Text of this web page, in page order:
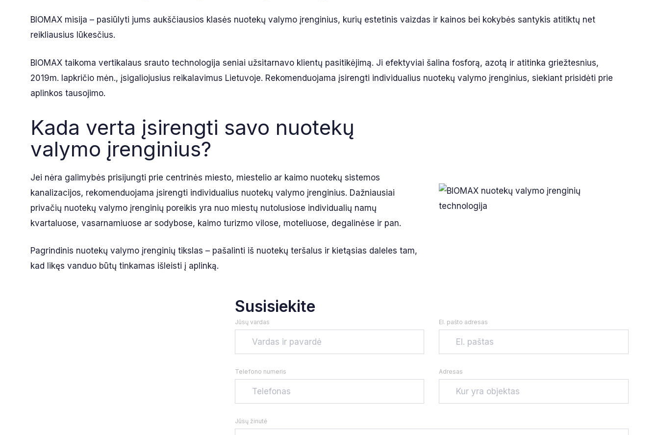
BIOMAX misija – pasiūlyti jums aukščiausios klasės nuotekų valymo įrenginius, kurių estetinis vaizdas ir kainos bei kokybės santykis atitiktų net
reikliausius lūkesčius.
BIOMAX taikoma vertikalaus srauto technologija seniai užsitarnavo klientų pasitikėjimą. Ji efektyviai šalina fosforą, azotą ir atitinka griežtesnius,
2019m. lapkričio mėn., įsigaliojusius reikalavimus Lietuvoje. Rekomenduojama įsirengti individualius nuotekų valymo įrenginius, siekiant prisidėti prie
aplinkos tausojimo.
Kada verta įsirengti savo nuotekų
valymo įrenginius?
Jei nėra galimybės prisijungti prie centrinės miesto, miestelio ar kaimo nuotekų sistemos
kanalizacijos, rekomenduojama įsirengti individualius nuotekų valymo įrenginius. Dažniausiai
privačių nuotekų valymo įrenginių poreikis yra nuo miestų nutolusiose individualių namų
kvartaluose, vasarnamiuose ar sodybose, kaimo turizmo vilose, moteliuose, degalinėse ir pan.
Pagrindinis nuotekų valymo įrenginių tikslas – pašalinti iš nuotekų teršalus ir kietąsias daleles tam,
kad likęs vanduo būtų tinkamas išleisti į aplinką.
Susisiekite
Jūsų vardas El. pašto adresas
Telefono numeris Adresas
Jūsų žinutė